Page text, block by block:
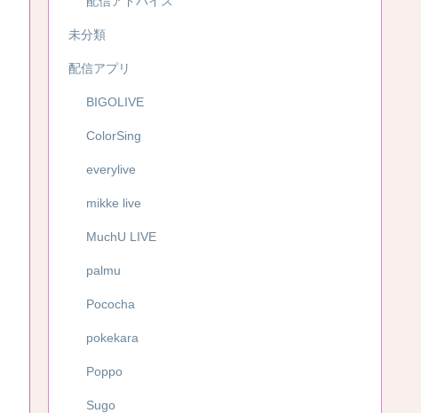
未分類
配信アプリ
BIGOLIVE
ColorSing
everylive
mikke live
MuchU LIVE
palmu
Pococha
pokekara
Poppo
Sugo